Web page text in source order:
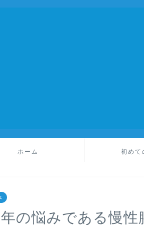
ホーム 初めて
の悩みである慢